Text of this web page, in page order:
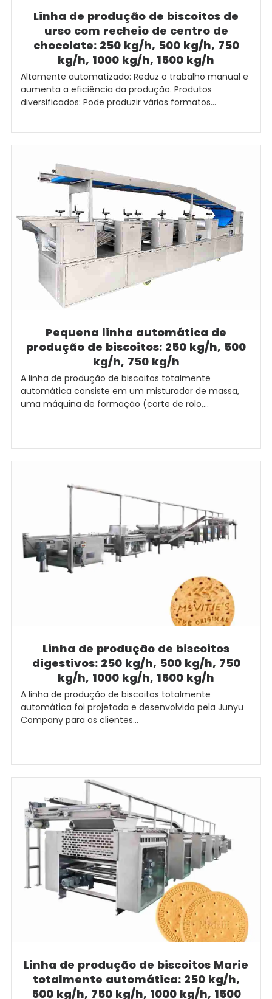
Linha de produção de biscoitos de
urso com recheio de centro de
chocolate: 250 kg/h, 500 kg/h, 750
kg/h, 1000 kg/h, 1500 kg/h
Altamente automatizado: Reduz o trabalho manual e
aumenta a eficiência da produção. Produtos
diversificados: Pode produzir vários formatos...
Pequena linha automática de
produção de biscoitos: 250 kg/h, 500
kg/h, 750 kg/h
A linha de produção de biscoitos totalmente
automática consiste em um misturador de massa,
uma máquina de formação (corte de rolo,...
Linha de produção de biscoitos
digestivos: 250 kg/h, 500 kg/h, 750
kg/h, 1000 kg/h, 1500 kg/h
A linha de produção de biscoitos totalmente
automática foi projetada e desenvolvida pela Junyu
Company para os clientes...
Linha de produção de biscoitos Marie
totalmente automática: 250 kg/h,
500 kg/h, 750 kg/h, 1000 kg/h, 1500